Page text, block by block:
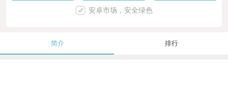
安卓市场，安全绿色
简介 排行